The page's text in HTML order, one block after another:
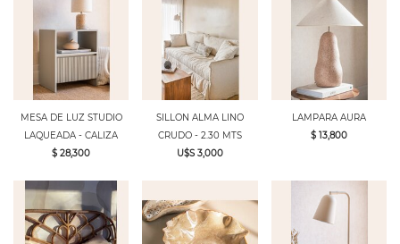
MESA DE LUZ STUDIO
LAQUEADA - CALIZA
$ 28,300
SILLON ALMA LINO
CRUDO - 2.30 MTS
U$S 3,000
LAMPARA AURA
$ 13,800